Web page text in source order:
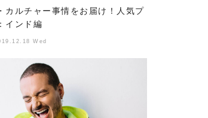
カルチャー事情をお届け！人気プ
インド編
Wed